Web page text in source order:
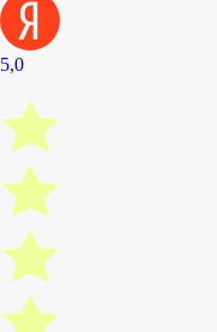
5,0